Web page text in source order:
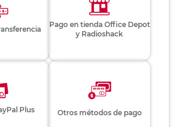
Pago en tienda Office Depot
y Radioshack
Plus Otros métodos de pago